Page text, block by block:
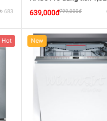
683
639,000đ799,000đ
Hot New